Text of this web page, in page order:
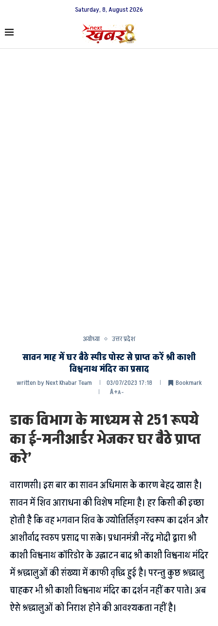
Saturday, 8, August 2026
अयोध्या उत्तर प्रदेश
सावन माह में घर बैठे स्पीड पोस्ट से प्राप्त करें श्री काशी
विश्वनाथ मंदिर का प्रसाद
written byNext Khabar Team 03/07/2023 17:18
Bookmark
A+A-
डाक विभाग के माध्यम से 251 रूपये
का ई-मनीआर्डर भेजकर घर बैठे प्राप्त
करे’
वाराणसी। इस बार का सावन अधिमास के कारण बेहद खास है।
सावन में शिव आराधना की विशेष महिमा है। हर किसी की इच्छा
होती है कि वह भगवान शिव के ज्योतिर्लिङ्ग स्वरूप का दर्शन और
आशीर्वाद स्वरुप प्रसाद पा सके। प्रधानमंत्री नरेंद्र मोदी द्वारा श्री
काशी विश्वनाथ कॉरिडोर के उद्घाटन बाद श्री काशी विश्वनाथ मंदिर
में श्रद्धालुओं की संख्या में काफी वृद्धि हुई है। परन्तु कुछ श्रद्धालु
चाहकर भी श्री काशी विश्वनाथ मंदिर का दर्शन नहीं कर पाते। अब
ऐसे श्रद्धालुओं को निराश होने की आवश्यकता नहीं है।